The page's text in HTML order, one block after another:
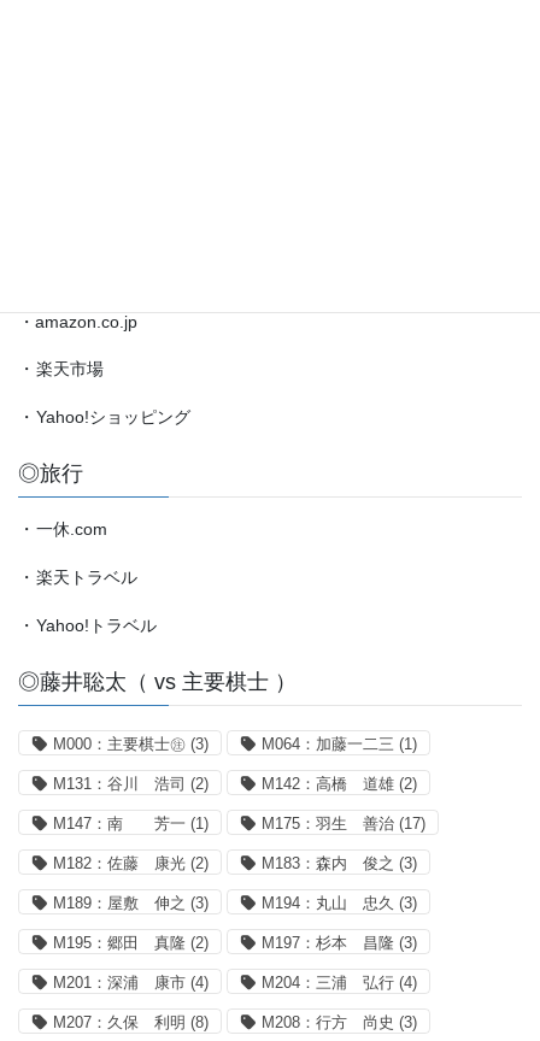
・amazon.co.jp
・ 楽天市場
・ Yahoo!ショッピング
◎旅行
・ 一休.com
・ 楽天トラベル
・ Yahoo!トラベル
◎藤井聡太（ vs 主要棋士 ）
M000：主要棋士㊟ (3) M064：加藤一二三 (1)
M131：谷川 浩司 (2) M142：高橋 道雄 (2)
M147：南 芳一 (1) M175：羽生 善治 (17)
M182：佐藤 康光 (2) M183：森内 俊之 (3)
M189：屋敷 伸之 (3) M194：丸山 忠久 (3)
M195：郷田 真隆 (2) M197：杉本 昌隆 (3)
M201：深浦 康市 (4) M204：三浦 弘行 (4)
M207：久保 利明 (8) M208：行方 尚史 (3)